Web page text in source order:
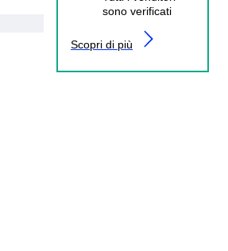
sono verificati
Scopri di più